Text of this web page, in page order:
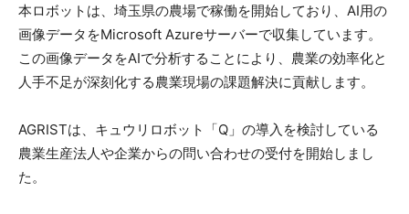
本ロボットは、埼玉県の農場で稼働を開始しており、AI用の
画像データをMicrosoft Azureサーバーで収集しています。
この画像データをAIで分析することにより、農業の効率化と
人手不足が深刻化する農業現場の課題解決に貢献します。
AGRISTは、キュウリロボット「Q」の導入を検討している
農業生産法人や企業からの問い合わせの受付を開始しまし
た。